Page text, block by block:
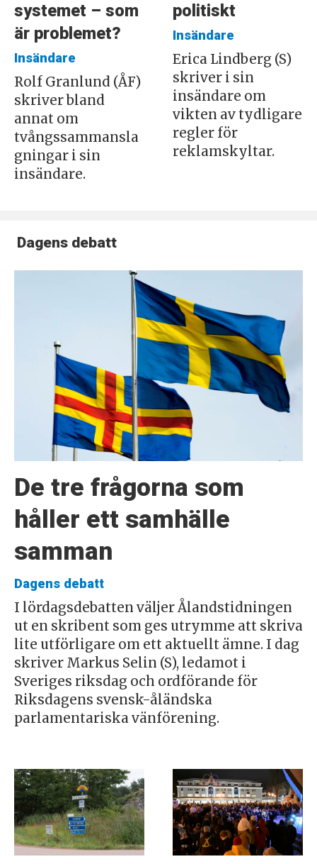
systemet – som
är problemet?
Insändare
Rolf Granlund (ÅF)
skriver bland
annat om
tvångssammansla
gningar i sin
insändare.
politiskt
Insändare
Erica Lindberg (S)
skriver i sin
insändare om
vikten av tydligare
regler för
reklamskyltar.
Dagens debatt
De tre frågorna som
håller ett samhälle
samman
Dagens debatt
I lördagsdebatten väljer Ålandstidningen
ut en skribent som ges utrymme att skriva
lite utförligare om ett aktuellt ämne. I dag
skriver Markus Selin (S), ledamot i
Sveriges riksdag och ordförande för
Riksdagens svensk-åländska
parlamentariska vänförening.